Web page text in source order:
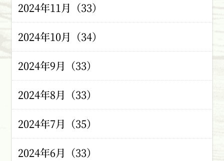
2024年11月（33）
2024年10月（34）
2024年9月（33）
2024年8月（33）
2024年7月（35）
2024年6月（33）